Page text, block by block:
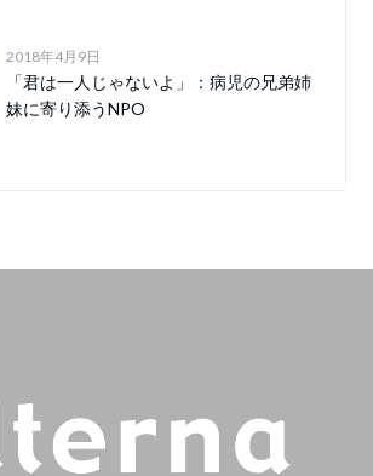
2018年4月9日
「君は一人じゃないよ」：病児の兄弟姉
妹に寄り添うNPO